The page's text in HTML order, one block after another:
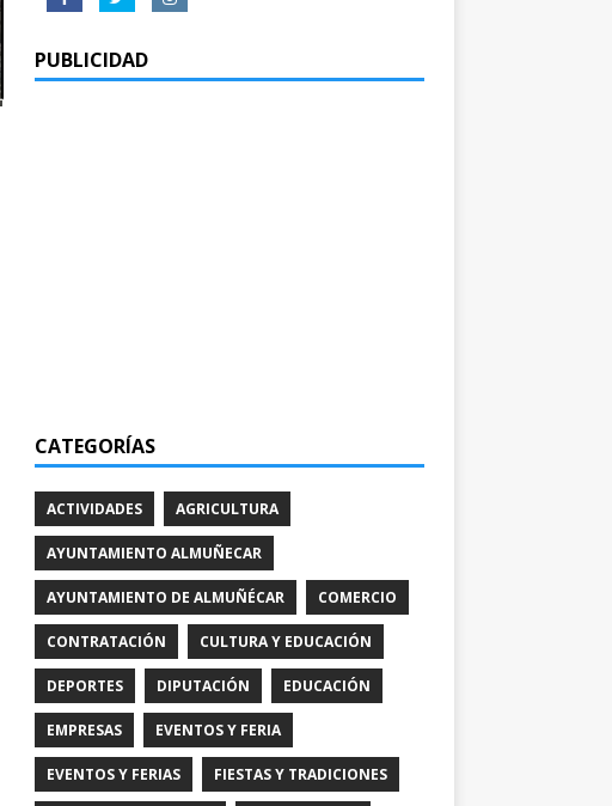
PUBLICIDAD
CATEGORÍAS
ACTIVIDADES AGRICULTURA
AYUNTAMIENTO ALMUÑECAR
AYUNTAMIENTO DE ALMUÑÉCAR COMERCIO
CONTRATACIÓN CULTURA Y EDUCACIÓN
DEPORTES DIPUTACIÓN EDUCACIÓN
EMPRESAS EVENTOS Y FERIA
EVENTOS Y FERIAS FIESTAS Y TRADICIONES